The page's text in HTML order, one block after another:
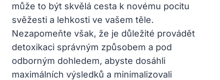
může to být skvělá cesta k novému pocitu
svěžesti a lehkosti ve vašem těle.
Nezapomeňte však, že je důležité provádět
detoxikaci správným způsobem a pod
odborným dohledem, abyste dosáhli
maximálních výsledků a minimalizovali